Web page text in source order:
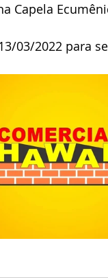
Capela
03/2022 para